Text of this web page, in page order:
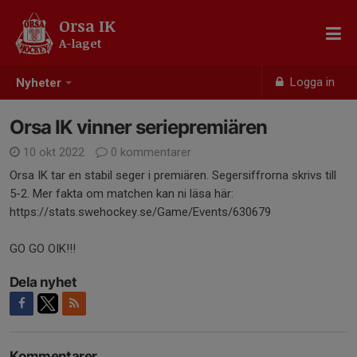
Nyheter Logga in
Orsa IK
A-laget
Orsa IK vinner seriepremiären
10 okt 2022
0 kommentarer
Orsa IK tar en stabil seger i premiären. Segersiffrorna skrivs till
5-2. Mer fakta om matchen kan ni läsa här:
https://stats.swehockey.se/Game/Events/630679
GO GO OIK!!!
Dela nyhet